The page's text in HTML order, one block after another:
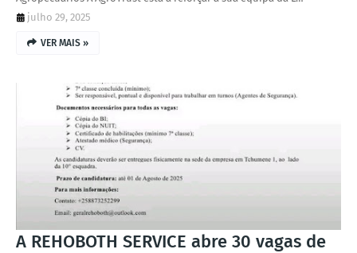
julho 29, 2025
VER MAIS »
A REHOBOTH SERVICE abre 30 vagas de